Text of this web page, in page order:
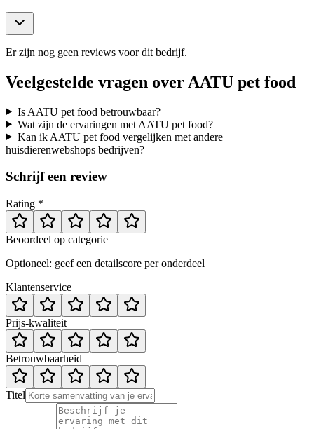
Er zijn nog geen reviews voor dit bedrijf.
Veelgestelde vragen over AATU pet food
Is AATU pet food betrouwbaar?
Wat zijn de ervaringen met AATU pet food?
Kan ik AATU pet food vergelijken met andere
huisdierenwebshops bedrijven?
Schrijf een review
Rating *
Beoordeel op categorie
Optioneel: geef een detailscore per onderdeel
Klantenservice
Prijs-kwaliteit
Betrouwbaarheid
Titel